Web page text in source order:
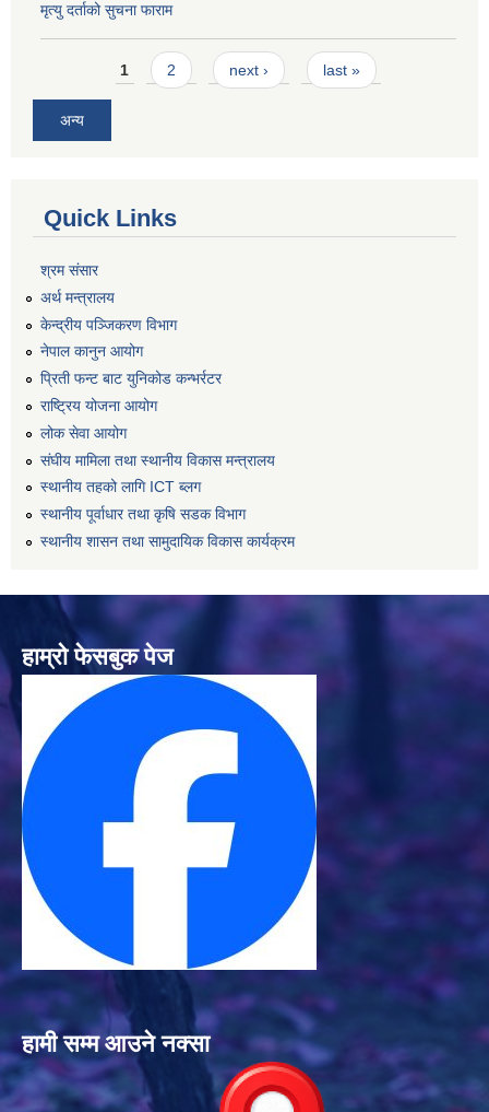
मृत्यु दर्ताको सुचना फाराम
Pages1 2 next › last »
अन्य
Quick Links
श्रम संसार
अर्थ मन्त्रालय
केन्द्रीय पञ्जिकरण विभाग
नेपाल कानुन आयोग
प्रिती फन्ट बाट युनिकोड कन्भर्रटर
राष्ट्रिय योजना आयोग
लोक सेवा आयोग
संघीय मामिला तथा स्थानीय विकास मन्त्रालय
स्थानीय तहको लागि ICT ब्लग
स्थानीय पूर्वाधार तथा कृषि सडक विभाग
स्थानीय शासन तथा सामुदायिक विकास कार्यक्रम
हाम्रो फेसबुक पेज
हामी सम्म आउने नक्सा